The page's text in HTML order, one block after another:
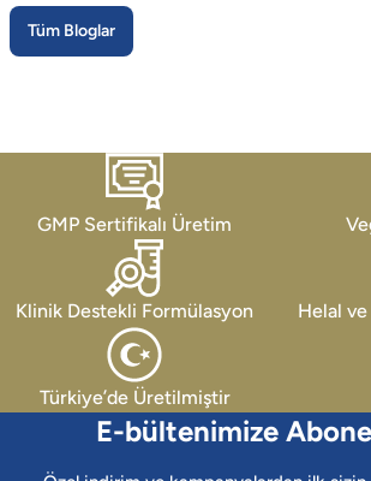
Tüm Bloglar
GMP Sertifikalı Üretim
Klinik Destekli Formülasyon Helal
Türkiye’de Üretilmiştir
E-bültenimize